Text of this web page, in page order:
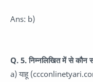
Ans: b)
Q. 5. निम्नलिखित में से कौन
a) याहू